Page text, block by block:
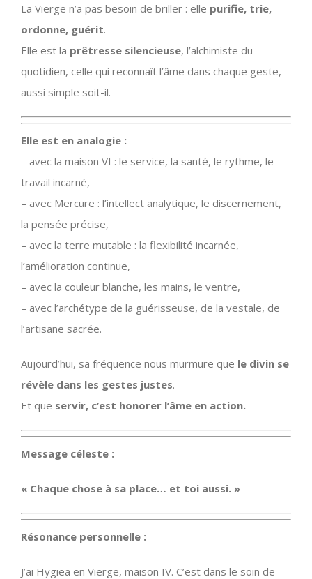
La Vierge n’a pas besoin de briller : elle purifie, trie,
ordonne, guérit.
Elle est la prêtresse silencieuse, l’alchimiste du
quotidien, celle qui reconnaît l’âme dans chaque geste,
aussi simple soit-il.
Elle est en analogie :
– avec la maison VI : le service, la santé, le rythme, le
travail incarné,
– avec Mercure : l’intellect analytique, le discernement,
la pensée précise,
– avec la terre mutable : la flexibilité incarnée,
l’amélioration continue,
– avec la couleur blanche, les mains, le ventre,
– avec l’archétype de la guérisseuse, de la vestale, de
l’artisane sacrée.
Aujourd’hui, sa fréquence nous murmure que le divin se
révèle dans les gestes justes.
Et que servir, c’est honorer l’âme en action.
Message céleste :
« Chaque chose à sa place… et toi aussi. »
Résonance personnelle :
J’ai Hygiea en Vierge, maison IV. C’est dans le soin de